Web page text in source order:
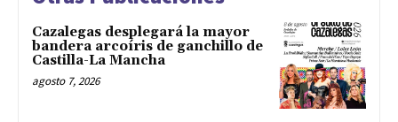
Cazalegas desplegará la mayor
bandera arcoíris de ganchillo de
Castilla-La Mancha
agosto 7, 2026